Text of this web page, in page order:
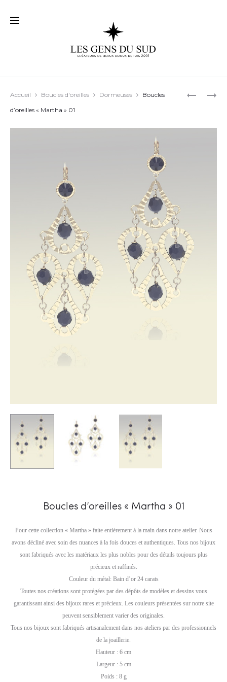
BOUCLES
BOUCLES
Accueil Boucles d'oreilles Dormeuses
Boucles
d’oreilles « Martha » 01
Boucles d’oreilles « Martha » 01
Pour cette collection « Martha » faite entièrement à la main dans notre atelier. Nous
avons décliné avec soin des nuances à la fois douces et authentiques. Tous nos bijoux
sont fabriqués avec les matériaux les plus nobles pour des détails toujours plus
précieux et raffinés.
Couleur du métal: Bain d’or 24 carats
Toutes nos créations sont protégées par des dépôts de modèles et dessins vous
garantissant ainsi des bijoux rares et précieux. Les couleurs présentées sur notre site
peuvent sensiblement varier des originales.
Tous nos bijoux sont fabriqués artisanalement dans nos ateliers par des professionnels
de la joaillerie.
Hauteur : 6 cm
Largeur : 5 cm
Poids : 8 g